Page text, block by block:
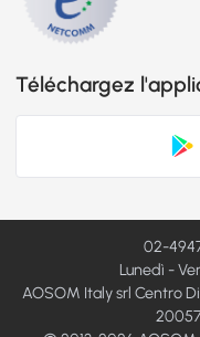
Téléchargez
02-
Lunedì -
AOSOM Italy srl Centro